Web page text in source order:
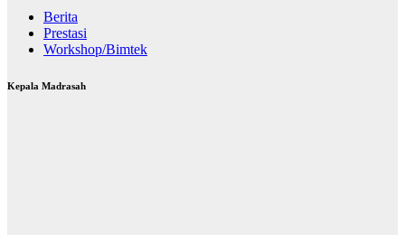
Berita
Prestasi
Workshop/Bimtek
Kepala Madrasah